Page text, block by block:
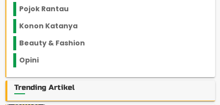
Pojok Rantau
Konon Katanya
Beauty & Fashion
Opini
Trending Artikel